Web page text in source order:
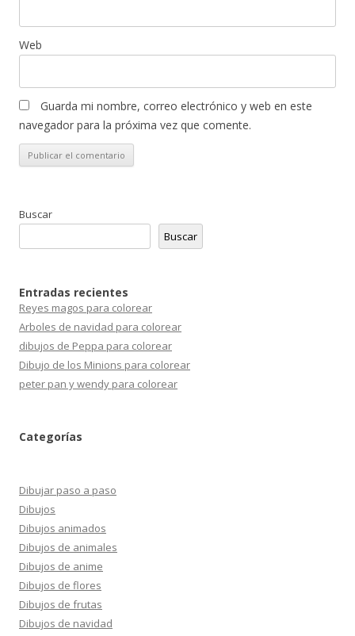
Web
Guarda mi nombre, correo electrónico y web en este
navegador para la próxima vez que comente.
Buscar
Buscar
Entradas recientes
Reyes magos para colorear
Arboles de navidad para colorear
dibujos de Peppa para colorear
Dibujo de los Minions para colorear
peter pan y wendy para colorear
Categorías
Dibujar paso a paso
Dibujos
Dibujos animados
Dibujos de animales
Dibujos de anime
Dibujos de flores
Dibujos de frutas
Dibujos de navidad